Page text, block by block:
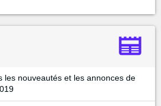
les nouveautés et les annonces de